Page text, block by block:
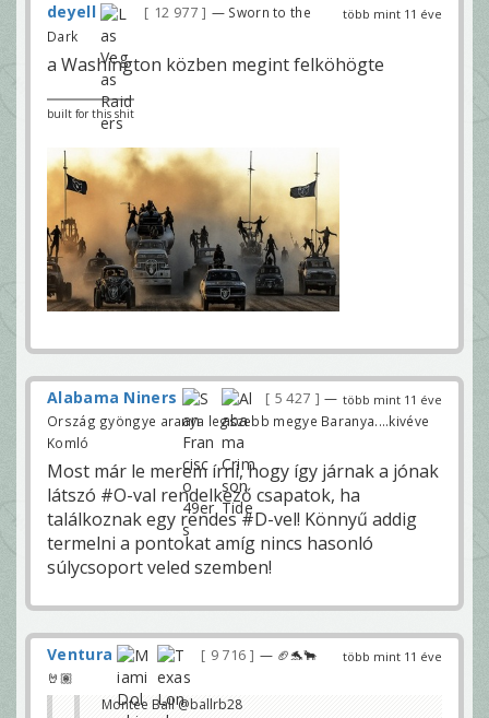
több mint 11 éve
deyell 12 977
— Sworn to the
Dark
a Washington közben megint felköhögte
built for this shit
több mint 11 éve
Alabama Niners 5 427
—
Ország gyöngye aranya legszebb megye Baranya....kivéve
Komló
Most már le merem írni, hogy így járnak a jónak
látszó #O-val rendelkező csapatok, ha
találkoznak egy rendes #D-vel! Könnyű addig
termelni a pontokat amíg nincs hasonló
súlycsoport veled szemben!
több mint 11 éve
Ventura 9 716
— 🏈🐬🐂
🤘🏽
Montee Ball ‏@ballrb28